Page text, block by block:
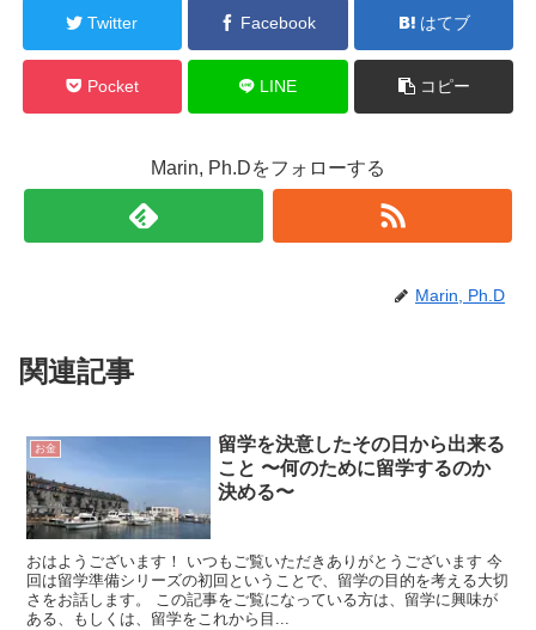
Twitter Facebook はてブ
Pocket LINE コピー
Marin, Ph.Dをフォローする
Marin, Ph.D
関連記事
お金
留学を決意したその日から出来る
こと 〜何のために留学するのか
決める〜
おはようございます！ いつもご覧いただきありがとうございます 今
回は留学準備シリーズの初回ということで、留学の目的を考える大切
さをお話します。 この記事をご覧になっている方は、留学に興味が
ある、もしくは、留学をこれから目...